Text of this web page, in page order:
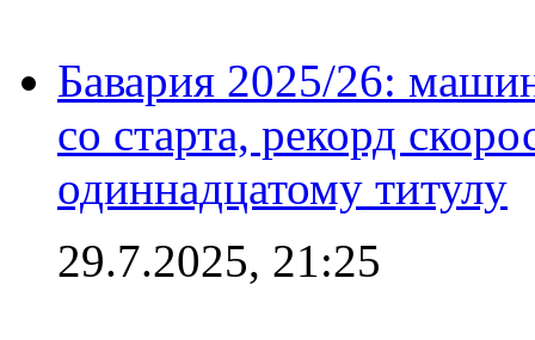
Бавария 2025/26:
со старта, рекорд
одиннадцатому титулу
29.7.2025, 21:25